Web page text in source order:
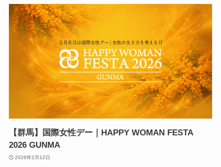
【群馬】国際女性デー｜HAPPY WOMAN FESTA
2026 GUNMA
2026年2月12日